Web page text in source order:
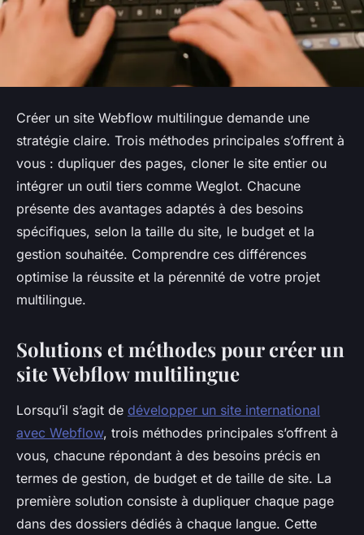
Créer un site Webflow multilingue demande une
stratégie claire. Trois méthodes principales s’offrent à
vous : dupliquer des pages, cloner le site entier ou
intégrer un outil tiers comme Weglot. Chacune
présente des avantages adaptés à des besoins
spécifiques, selon la taille du site, le budget et la
gestion souhaitée. Comprendre ces différences
optimise la réussite et la pérennité de votre projet
multilingue.
Solutions et méthodes pour créer un
site Webflow multilingue
Lorsqu’il s’agit de développer un site international
avec Webflow, trois méthodes principales s’offrent à
vous, chacune répondant à des besoins précis en
termes de gestion, de budget et de taille de site. La
première solution consiste à dupliquer chaque page
dans des dossiers dédiés à chaque langue. Cette